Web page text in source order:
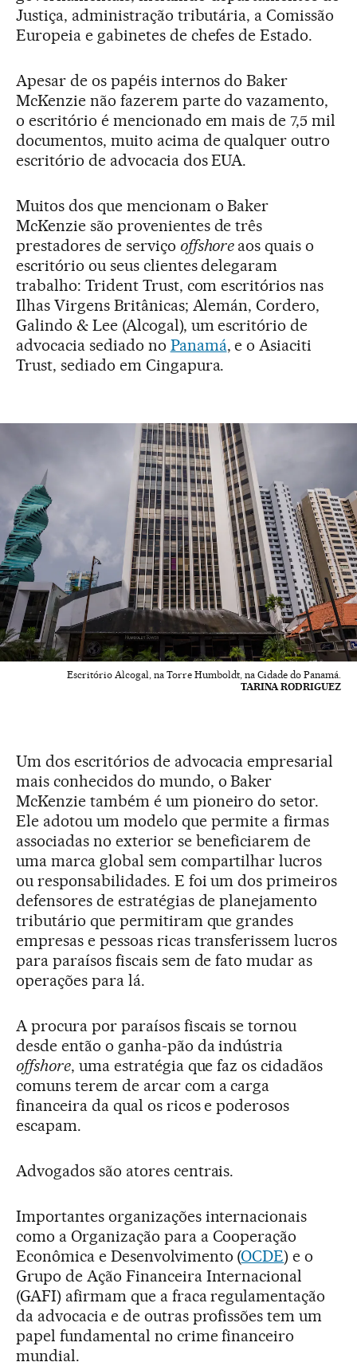
Justiça, administração tributária, a Comissão
Europeia e gabinetes de chefes de Estado.
Apesar de os papéis internos do Baker
McKenzie não fazerem parte do vazamento,
o escritório é mencionado em mais de 7,5 mil
documentos, muito acima de qualquer outro
escritório de advocacia dos EUA.
Muitos dos que mencionam o Baker
McKenzie são provenientes de três
prestadores de serviço offshore aos quais o
escritório ou seus clientes delegaram
trabalho: Trident Trust, com escritórios nas
Ilhas Virgens Britânicas; Alemán, Cordero,
Galindo & Lee (Alcogal), um escritório de
advocacia sediado no Panamá, e o Asiaciti
Trust, sediado em Cingapura.
Escritório Alcogal, na Torre Humboldt, na Cidade do Panamá.
TARINA RODRIGUEZ
Um dos escritórios de advocacia empresarial
mais conhecidos do mundo, o Baker
McKenzie também é um pioneiro do setor.
Ele adotou um modelo que permite a firmas
associadas no exterior se beneficiarem de
uma marca global sem compartilhar lucros
ou responsabilidades. E foi um dos primeiros
defensores de estratégias de planejamento
tributário que permitiram que grandes
empresas e pessoas ricas transferissem lucros
para paraísos fiscais sem de fato mudar as
operações para lá.
A procura por paraísos fiscais se tornou
desde então o ganha-pão da indústria
offshore, uma estratégia que faz os cidadãos
comuns terem de arcar com a carga
financeira da qual os ricos e poderosos
escapam.
Advogados são atores centrais.
Importantes organizações internacionais
como a Organização para a Cooperação
Econômica e Desenvolvimento (OCDE) e o
Grupo de Ação Financeira Internacional
(GAFI) afirmam que a fraca regulamentação
da advocacia e de outras profissões tem um
papel fundamental no crime financeiro
mundial.